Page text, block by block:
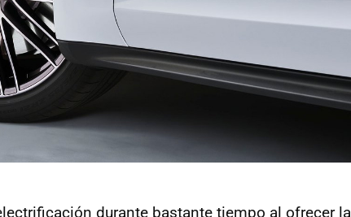
durante bastante tiempo al ofrecer la